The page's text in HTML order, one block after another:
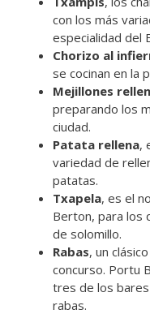
con los más
especialidad del
Chorizo al
se cocinan en la
Mejillones
preparando los
ciudad.
Patata rellena,
variedad de
patatas.
Txapela, es el
Berton, para los
de solomillo.
Rabas, un
concurso. Portu
tres de los
rabas.